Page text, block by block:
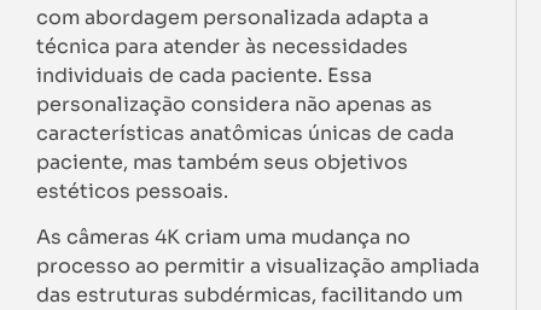
com abordagem personalizada adapta a
técnica para atender às necessidades
individuais de cada paciente. Essa
personalização considera não apenas as
características anatômicas únicas de cada
paciente, mas também seus objetivos
estéticos pessoais.
As câmeras 4K criam uma mudança no
processo ao permitir a visualização ampliada
das estruturas subdérmicas, facilitando um